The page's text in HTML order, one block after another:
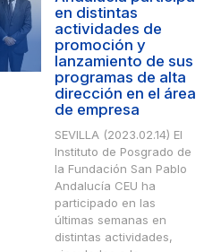
en distintas
actividades de
promoción y
lanzamiento de sus
programas de alta
dirección en el área
de empresa
SEVILLA (2023.02.14) El
Instituto de Posgrado de
la Fundación San Pablo
Andalucía CEU ha
participado en las
últimas semanas en
distintas actividades,